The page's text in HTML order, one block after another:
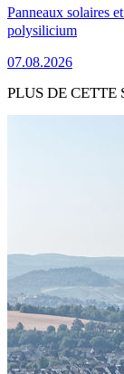
Panneaux solaires
polysilicium
07.08.2026
PLUS DE CETTE